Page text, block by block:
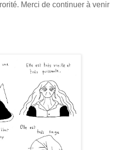
Merci de continuer à venir